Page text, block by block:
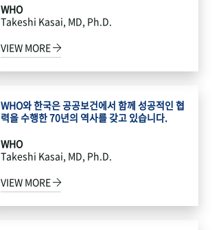
WHO
Takeshi Kasai, MD, Ph.D.
VIEW MORE
WHO와 한국은 공공보건에서 함께 성공적인 협
력을 수행한 70년의 역사를 갖고 있습니다.
WHO
Takeshi Kasai, MD, Ph.D.
VIEW MORE